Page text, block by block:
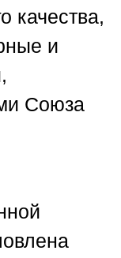
качества,
и
Союза